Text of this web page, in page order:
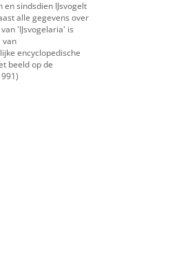
sindsdien IJsvogelt
alle gegevens over
'IJsvogelaria' is
van
encyclopedische
beeld op de